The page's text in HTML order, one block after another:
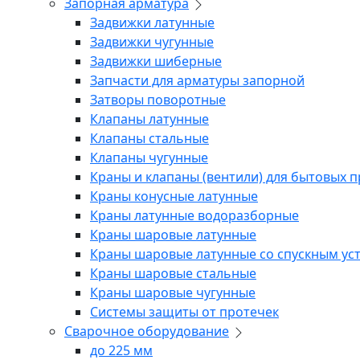
Запорная арматура
Задвижки латунные
Задвижки чугунные
Задвижки шиберные
Запчасти для арматуры запорной
Затворы поворотные
Клапаны латунные
Клапаны стальные
Клапаны чугунные
Краны и клапаны (вентили) для бытовых
Краны конусные латунные
Краны латунные водоразборные
Краны шаровые латунные
Краны шаровые латунные со спускным
Краны шаровые стальные
Краны шаровые чугунные
Системы защиты от протечек
Сварочное оборудование
до 225 мм